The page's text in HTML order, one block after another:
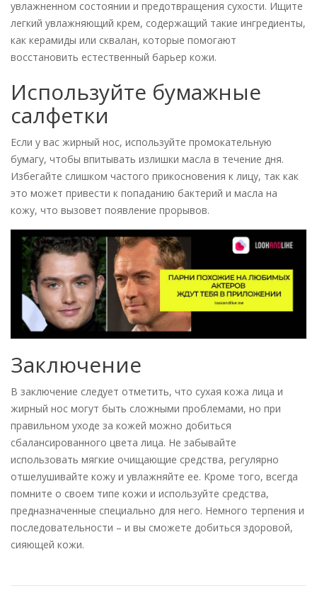
увлажненном состоянии и предотвращения сухости. Ищите
легкий увлажняющий крем, содержащий такие ингредиенты,
как керамиды или сквалан, которые помогают
восстановить естественный барьер кожи.
Используйте бумажные
салфетки
Если у вас жирный нос, используйте промокательную
бумагу, чтобы впитывать излишки масла в течение дня.
Избегайте слишком частого прикосновения к лицу, так как
это может привести к попаданию бактерий и масла на
кожу, что вызовет появление прорывов.
Заключение
В заключение следует отметить, что сухая кожа лица и
жирный нос могут быть сложными проблемами, но при
правильном уходе за кожей можно добиться
сбалансированного цвета лица. Не забывайте
использовать мягкие очищающие средства, регулярно
отшелушивайте кожу и увлажняйте ее. Кроме того, всегда
помните о своем типе кожи и используйте средства,
предназначенные специально для него. Немного терпения и
последовательности – и вы сможете добиться здоровой,
сияющей кожи.